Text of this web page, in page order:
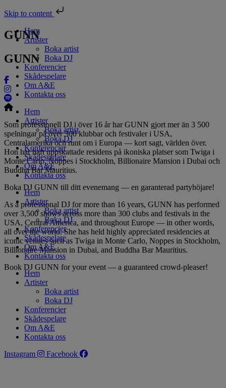
Skip to content
Hem
Artister
Boka artist
Boka DJ
Konferencier
Skådespelare
Om A&E
Kontakta oss
Hem
Artister
Boka artist
Boka DJ
Konferencier
Skådespelare
Om A&E
Kontakta oss
Hem
Artister
Boka artist
Boka DJ
Konferencier
Skådespelare
Om A&E
Kontakta oss
Hem
Artister
Boka artist
Boka DJ
Konferencier
Skådespelare
Om A&E
Kontakta oss
Instagram
Facebook
GUNN
GUNN
Som professionell DJ i över 16 år har GUNN gjort mer än 3 500
spelningar på över 300 klubbar och festivaler i USA,
Centralamerika och runt om i Europa — kort sagt, världen över.
Hon har haft uppskattade residens på ikoniska platser som Twiga i
Monte Carlo, Noppes i Stockholm, Billionaire Mansion i Dubai och
Buddha Bar Mauritius.
Boka DJ GUNN till ditt evenemang — en garanterad partyhöjare!
As a professional DJ for more than 16 years, GUNN has performed
over 3,500 shows across more than 300 clubs and festivals in the
USA, Central America, and throughout Europe — in other words,
all over the world. She has held highly appreciated residencies at
iconic venues such as Twiga in Monte Carlo, Noppes in Stockholm,
Billionaire Mansion in Dubai, and Buddha Bar Mauritius.
Book DJ GUNN for your event — a guaranteed crowd-pleaser!